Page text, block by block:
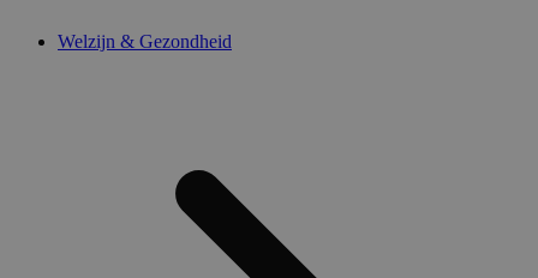
Welzijn & Gezondheid